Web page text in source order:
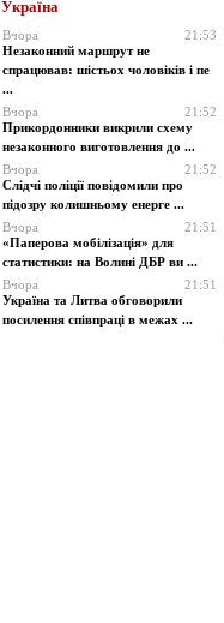
Україна
Вчора
21:53
Незаконний маршрут не
спрацював: шістьох чоловіків і пе
...
Вчора
21:52
Прикордонники викрили схему
незаконного виготовлення до ...
Вчора
21:52
Слідчі поліції повідомили про
підозру колишньому енерге ...
Вчора
21:51
«Паперова мобілізація» для
статистики: на Волині ДБР ви ...
Вчора
21:51
Україна та Литва обговорили
посилення співпраці в межах ...